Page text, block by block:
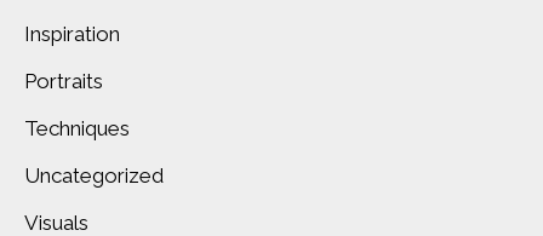
Inspiration
Portraits
Techniques
Uncategorized
Visuals